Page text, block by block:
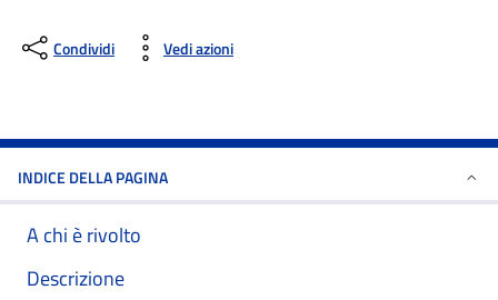
Condividi Vedi azioni
INDICE DELLA PAGINA
A chi è rivolto
Descrizione